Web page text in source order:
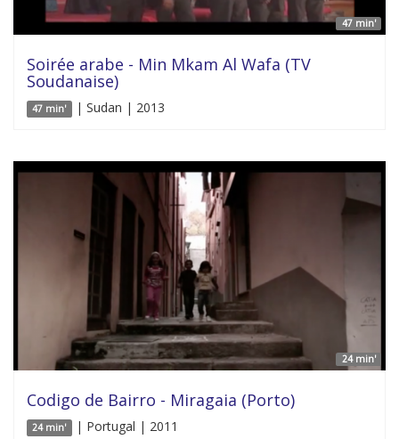
47 min'
Soirée arabe - Min Mkam Al Wafa (TV
Soudanaise)
47 min' | Sudan | 2013
24 min'
Codigo de Bairro - Miragaia (Porto)
24 min' | Portugal | 2011